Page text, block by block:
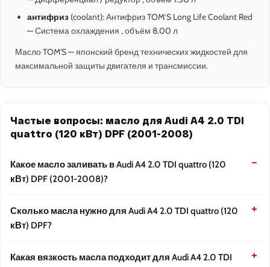
антифриз (coolant): Антифриз TOM’S Long Life Coolant Red
— Система охлаждения , объём 8.00 л
Масло TOM'S — японский бренд технических жидкостей для
максимальной защиты двигателя и трансмиссии.
Частые вопросы: масло для Audi A4 2.0 TDI
quattro (120 кВт) DPF (2001-2008)
Какое масло заливать в Audi A4 2.0 TDI quattro (120
кВт) DPF (2001-2008)?
Сколько масла нужно для Audi A4 2.0 TDI quattro (120
кВт) DPF?
Какая вязкость масла подходит для Audi A4 2.0 TDI